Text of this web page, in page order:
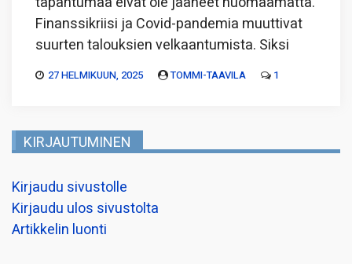
Finanssikriisi ja Covid-pandemia muuttivat
suurten talouksien velkaantumista. Siksi
27 HELMIKUUN, 2025 TOMMI-TAAVILA 1
KIRJAUTUMINEN
Kirjaudu sivustolle
Kirjaudu ulos sivustolta
Artikkelin luonti